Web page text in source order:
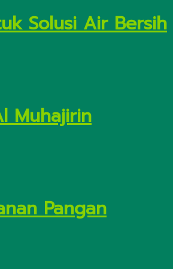
Solusi Air Bersih
Muhajirin
Pangan